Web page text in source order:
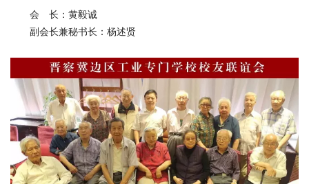
校
生
教
职
工
考
会 长：黄毅诚
副会长兼秘书长：杨述贤